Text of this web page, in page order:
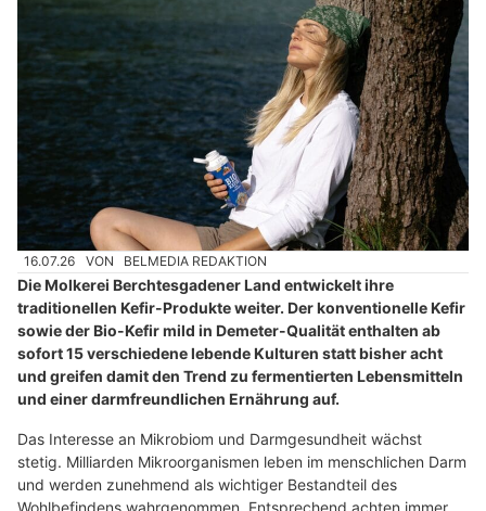
16.07.26 VON BELMEDIA REDAKTION
Die Molkerei Berchtesgadener Land entwickelt ihre
traditionellen Kefir-Produkte weiter. Der konventionelle Kefir
sowie der Bio-Kefir mild in Demeter-Qualität enthalten ab
sofort 15 verschiedene lebende Kulturen statt bisher acht
und greifen damit den Trend zu fermentierten Lebensmitteln
und einer darmfreundlichen Ernährung auf.
Das Interesse an Mikrobiom und Darmgesundheit wächst
stetig. Milliarden Mikroorganismen leben im menschlichen Darm
und werden zunehmend als wichtiger Bestandteil des
Wohlbefindens wahrgenommen. Entsprechend achten immer